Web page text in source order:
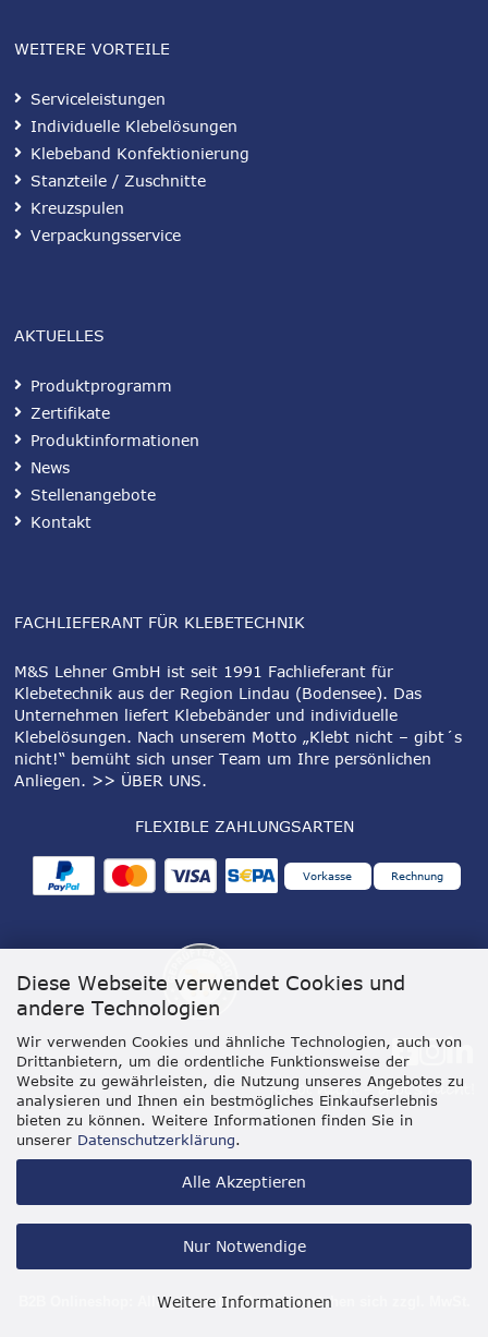
Diese Webseite verwendet Cookies und
andere Technologien
Wir verwenden Cookies und ähnliche Technologien, auch von
Drittanbietern, um die ordentliche Funktionsweise der
Website zu gewährleisten, die Nutzung unseres Angebotes zu
analysieren und Ihnen ein bestmögliches Einkaufserlebnis
bieten zu können. Weitere Informationen finden Sie in
unserer Datenschutzerklärung.
Alle Akzeptieren
Nur Notwendige
Weitere Informationen
WEITERE VORTEILE
Serviceleistungen
Individuelle Klebelösungen
Klebeband Konfektionierung
Stanzteile / Zuschnitte
Kreuzspulen
Verpackungsservice
FACHLIEFERANT FÜR KLEBETECHNIK
M&S Lehner GmbH ist seit 1991 Fachlieferant für
Klebetechnik aus der Region Lindau (Bodensee). Das
Unternehmen liefert Klebebänder und individuelle
Klebelösungen. Nach unserem Motto „Klebt nicht – gibt´s
nicht!“ bemüht sich unser Team um Ihre persönlichen
Anliegen. >> ÜBER UNS.
FLEXIBLE ZAHLUNGSARTEN
Vorkasse Rechnung
AKTUELLES
Produktprogramm
Zertifikate
Produktinformationen
News
Stellenangebote
Kontakt
B2B Onlineshop: Alle genannten Preise verstehen sich zzgl. MwSt.